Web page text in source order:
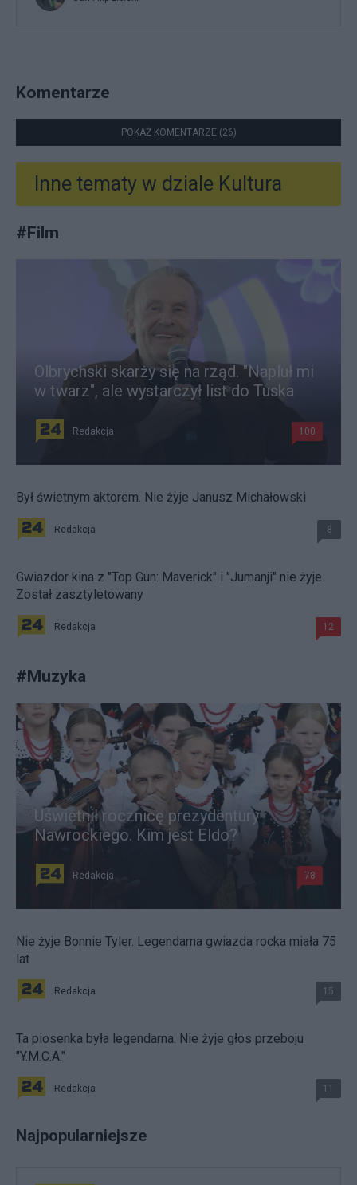
Komentarze
POKAŻ KOMENTARZE (26)
Inne tematy w dziale Kultura
#Film
Olbrychski skarży się na rząd. "Napluł mi
w twarz", ale wystarczył list do Tuska
Redakcja 100
Był świetnym aktorem. Nie żyje Janusz Michałowski
Redakcja 8
Gwiazdor kina z "Top Gun: Maverick" i "Jumanji" nie żyje.
Został zasztyletowany
Redakcja 12
#Muzyka
Uświetnił rocznicę prezydentury
Nawrockiego. Kim jest Eldo?
Redakcja 78
Nie żyje Bonnie Tyler. Legendarna gwiazda rocka miała 75
lat
Redakcja 15
Ta piosenka była legendarna. Nie żyje głos przeboju
"Y.M.C.A."
Redakcja 11
Najpopularniejsze